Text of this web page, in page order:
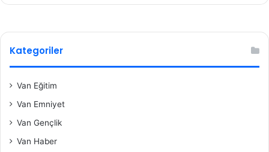
Kategoriler
Van Eğitim
Van Emniyet
Van Gençlik
Van Haber